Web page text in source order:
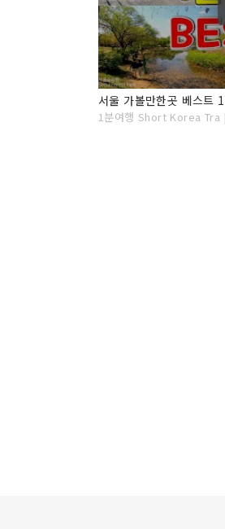
서울 가볼만한곳 베스트
1분여행 Short Korea Tra